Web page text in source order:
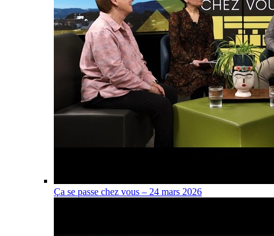
Ça se passe chez vous – 24 mars 2026